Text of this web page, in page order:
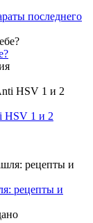
последнего
HSV 1 и 2
рецепты и